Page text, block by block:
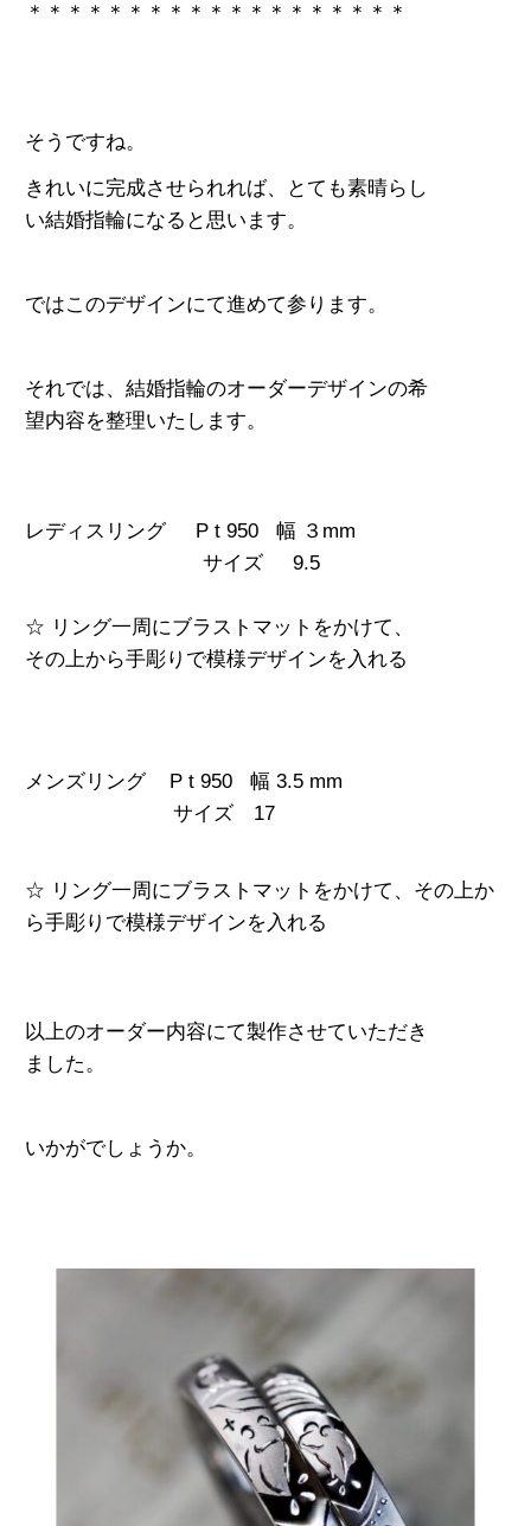
＊＊＊＊＊＊＊＊＊＊＊＊＊＊＊＊＊＊＊
そうですね。
きれいに完成させられれば、とても素晴らし
い結婚指輪になると思います。
ではこのデザインにて進めて参ります。
それでは、結婚指輪のオーダーデザインの希
望内容を整理いたします。
レディスリング P t 950 幅 ３mm
サイズ 9.5
☆ リング一周にブラストマットをかけて、
その上から手彫りで模様デザインを入れる
メンズリング P t 950
幅 3.5 mm
サイズ 17
☆ リング一周にブラストマットをかけて、その上か
ら手彫りで模様デザインを入れる
以上のオーダー内容にて製作させていただき
ました。
いかがでしょうか。